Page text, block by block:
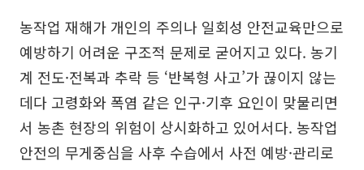
농작업 재해가 개인의 주의나 일회성 안전교육만으로
예방하기 어려운 구조적 문제로 굳어지고 있다. 농기
계 전도·전복과 추락 등 ‘반복형 사고’가 끊이지 않는
데다 고령화와 폭염 같은 인구·기후 요인이 맞물리면
서 농촌 현장의 위험이 상시화하고 있어서다. 농작업
안전의 무게중심을 사후 수습에서 사전 예방·관리로